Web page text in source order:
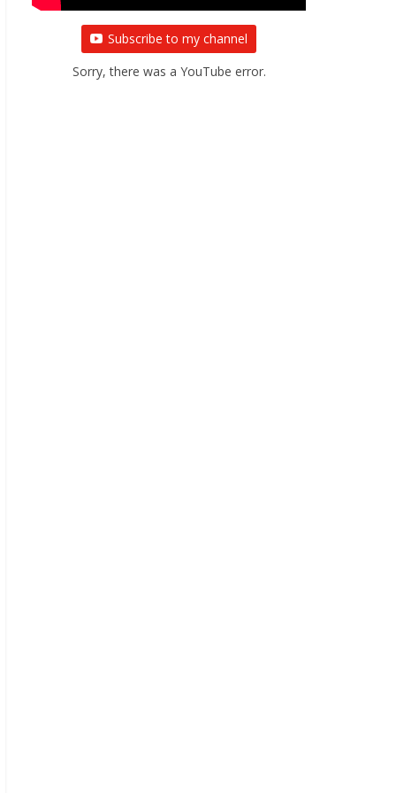
Subscribe to my channel
Sorry, there was a YouTube error.